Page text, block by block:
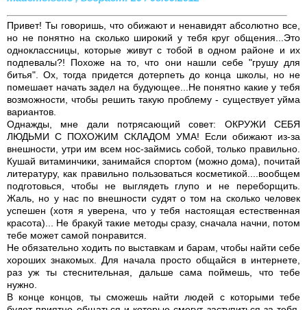
Привет! Ты говоришь, что обижают и ненавидят абсолютно все,
но не понятно на сколько широкий у тебя круг общения...Это
одноклассницы, которые живут с тобой в одном районе и их
подпевалы?! Похоже на то, что они нашли себе "грушу для
битья". Ох, тогда придется дотерпеть до конца школы, но не
помешает начать задел на будующее...Не понятно какие у тебя
возможности, чтобы решить такую проблему - существует уйма
вариантов.
Однажды, мне дали потрясающий совет: ОКРУЖИ СЕБЯ
ЛЮДЬМИ С ПОХОЖИМ СКЛАДОМ УМА! Если обижают из-за
внешности, утри им всем нос-займись собой, только правильно.
Кушай витаминчики, занимайся спортом (можно дома), почитай
литературу, как правильно пользоваться косметикой....вообщем
подготовься, чтобы не выглядеть глупо и не переборщить.
Жаль, но у нас по внешности судят о том на сколько человек
успешен (хотя я уверена, что у тебя настоящая естественная
красота)... Не бракуй такие методы сразу, сначала начни, потом
тебе может самой понравится.
Не обязательно ходить по выставкам и барам, чтобы найти себе
хороших знакомых. Для начала просто общайся в интернете,
раз уж ты стеснительная, дальше сама поймешь, что тебе
нужно.
В конце концов, ты сможешь найти людей с которыми тебе